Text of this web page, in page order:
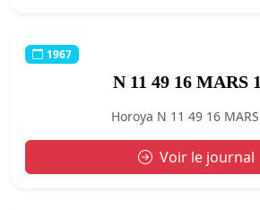
1967
N 11 49 16 MARS
Horoya N 11 49 16
Voir le journal